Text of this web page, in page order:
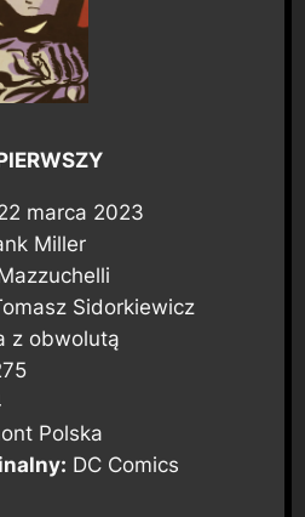
marca 2023
Miller
Sidorkiewicz
z obwolutą
Polska
DC Comics